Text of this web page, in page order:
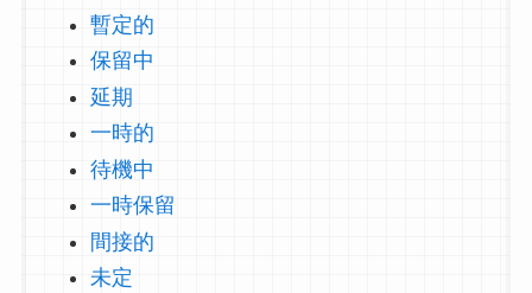
暫定的
保留中
延期
一時的
待機中
一時保留
間接的
未定